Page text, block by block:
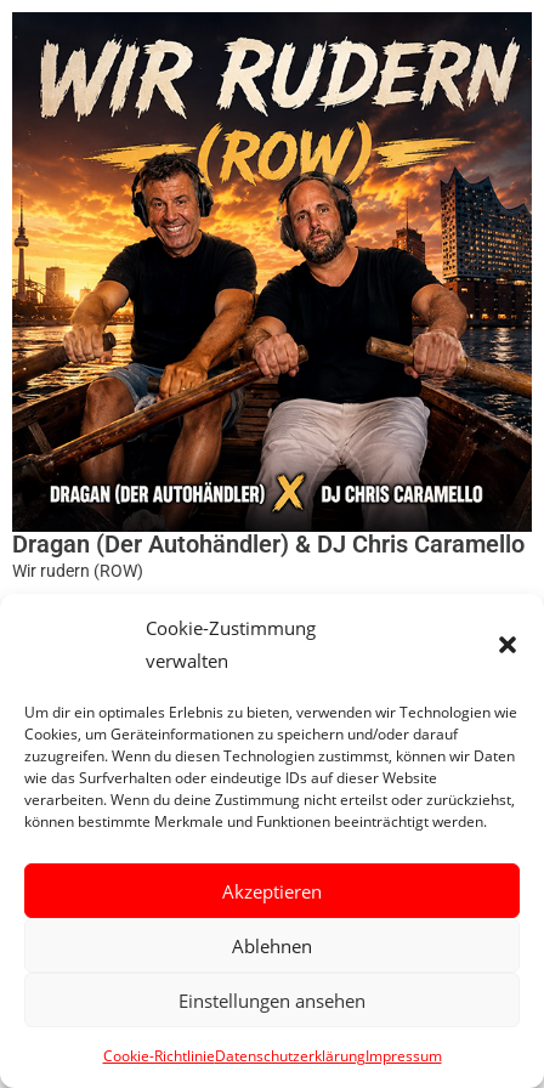
Cookie-Zustimmung
verwalten
Um dir ein optimales Erlebnis zu bieten, verwenden wir Technologien wie
Cookies, um Geräteinformationen zu speichern und/oder darauf
zuzugreifen. Wenn du diesen Technologien zustimmst, können wir Daten
wie das Surfverhalten oder eindeutige IDs auf dieser Website
verarbeiten. Wenn du deine Zustimmung nicht erteilst oder zurückziehst,
können bestimmte Merkmale und Funktionen beeinträchtigt werden.
Akzeptieren
Ablehnen
Einstellungen ansehen
Cookie-RichtlinieDatenschutzerklärungImpressum
Dragan (Der Autohändler) & DJ Chris Caramello
Wir rudern (ROW)